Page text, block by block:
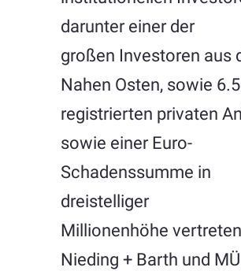
darunter einer der
großen Investoren aus
Nahen Osten, sowie
registrierten privaten
sowie einer Euro-
Schadenssumme in
dreistelliger
Millionenhöhe vertreten
Nieding + Barth und